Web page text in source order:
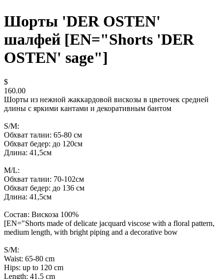
Шорты 'DER OSTEN'
шалфей [EN="Shorts 'DER
OSTEN' sage"]
$
160.00
Шорты из нежной жаккардовой вискозы в цветочек средней
длины с яркими кантами и декоративным бантом
S/M:
Обхват талии: 65-80 см
Обхват бедер: до 120см
Длина: 41,5см
M/L:
Обхват талии: 70-102см
Обхват бедер: до 136 см
Длина: 41,5см
Состав: Вискоза 100%
[EN="Shorts made of delicate jacquard viscose with a floral pattern,
medium length, with bright piping and a decorative bow
S/M:
Waist: 65-80 cm
Hips: up to 120 cm
Length: 41.5 cm